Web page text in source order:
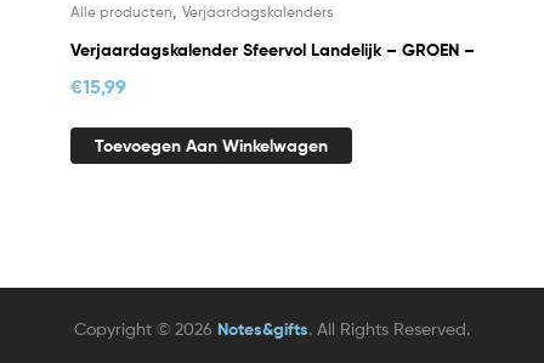
Alle producten Verjaardagskalenders
Verjaardagskalender Sfeervol Landelijk – GROEN –
€15,99
Toevoegen Aan Winkelwagen
Copyright © 2026 Notes&gifts. All Rights Reserved.